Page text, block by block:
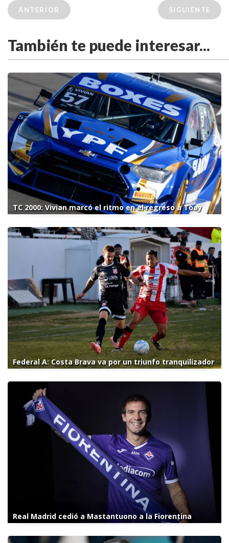
ANTERIOR SIGUIENTE
También te puede interesar...
TC 2000: Vivian marcó el ritmo en el regreso a Toay
Federal A: Costa Brava va por un triunfo tranquilizador
Real Madrid cedió a Mastantuono a la Fiorentina